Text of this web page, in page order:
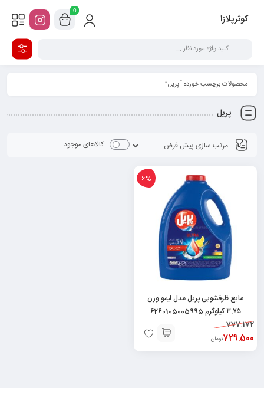
کوثرپلازا
0
محصولات برچسب خورده “پریل”
پریل
کالاهای موجود
6%
مایع ظرفشویی پریل مدل لیمو وزن
۳.۷۵ کیلوگرم 6260105005995
777.172
729.500تومان